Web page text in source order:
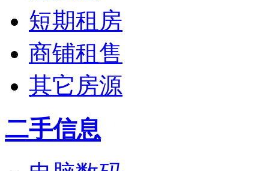
短期租房
商铺租售
其它房源
二手信息